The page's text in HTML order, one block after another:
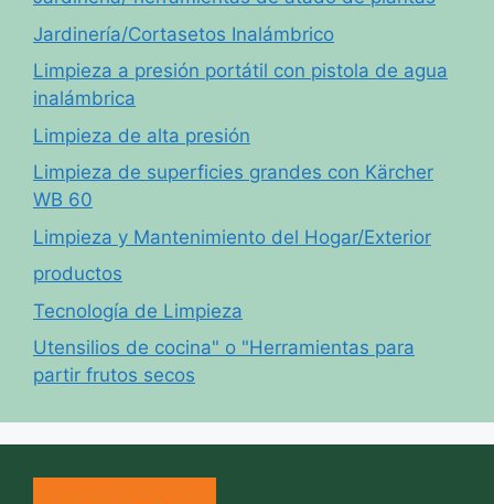
Jardinería/Cortasetos Inalámbrico
Limpieza a presión portátil con pistola de agua
inalámbrica
Limpieza de alta presión
Limpieza de superficies grandes con Kärcher
WB 60
Limpieza y Mantenimiento del Hogar/Exterior
productos
Tecnología de Limpieza
Utensilios de cocina" o "Herramientas para
partir frutos secos